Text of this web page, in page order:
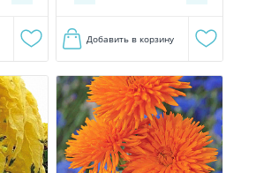
Добавить в корзину